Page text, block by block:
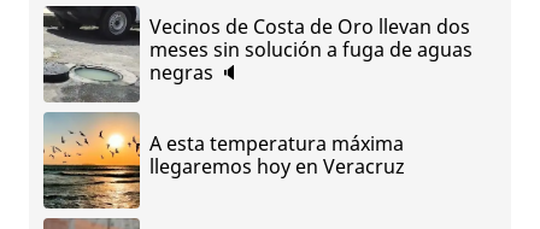
Vecinos de Costa de Oro llevan dos
meses sin solución a fuga de aguas
negras 🔈
A esta temperatura máxima
llegaremos hoy en Veracruz